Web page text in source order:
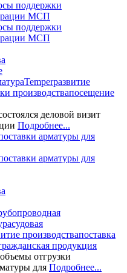
поддержки
МСП
Temperразвитие
производствапосещение
деловой визит
Подробнее...
арматуры для
судовая
производствапоставка
продукция
отгрузки
для Подробнее...